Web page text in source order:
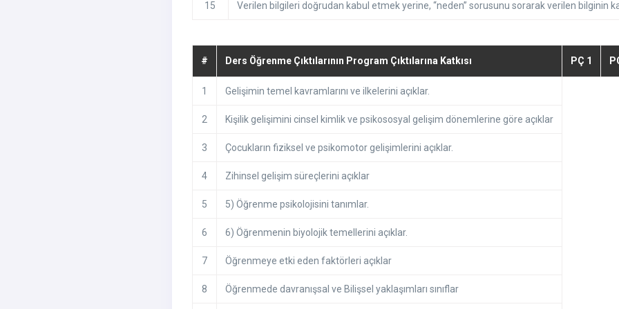
15 Verilen bilgileri doğrudan kabul etmek yerine, “neden” sorusunu sorarak verilen bilginin
# Ders Öğrenme Çıktılarının Program Çıktılarına Katkısı PÇ 1
1 Gelişimin temel kavramlarını ve ilkelerini açıklar.
2 Kişilik gelişimini cinsel kimlik ve psikososyal gelişim dönemlerine göre açıklar
3 Çocukların fiziksel ve psikomotor gelişimlerini açıklar.
4 Zihinsel gelişim süreçlerini açıklar
5 5) Öğrenme psikolojisini tanımlar.
6 6) Öğrenmenin biyolojik temellerini açıklar.
7 Öğrenmeye etki eden faktörleri açıklar
8 Öğrenmede davranışsal ve Bilişsel yaklaşımları sınıflar